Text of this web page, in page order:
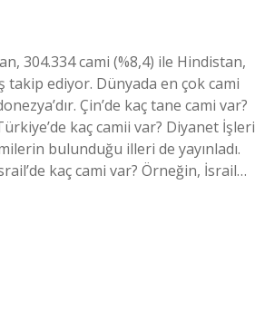
304.334 cami (%8,4) ile Hindistan,
takip ediyor. Dünyada en çok cami
Çin’de kaç tane cami var?
kaç camii var? Diyanet İşleri
bulunduğu illeri de yayınladı.
kaç cami var? Örneğin, İsrail…